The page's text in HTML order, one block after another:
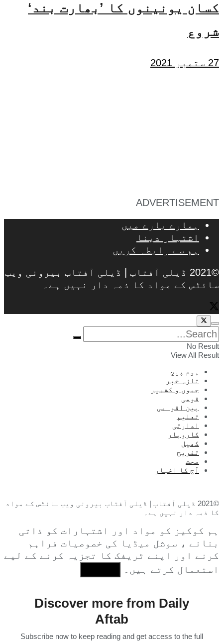
کسان یونینوں کا ’بھارت بند‘
شروع
27 ستمبر 2021
ADVERTISEMENT
ہمارے بارے میں
اشتہار دینا
ہم سے رابطہ کریں
©2021 ڈیلی آفتاب | ڈیلی آفتاب بیرونی ویب
سائٹس کے مواد کا ذمہ دار نہیں ہے۔
No Result
View All Result
ہوم پیج
تازہ خبر
جموں و کشمیر
قومی
بین اقوامی
تعلیم
ادارتی
کاروبار
کھیل
تفریح
صحت
آج کا اخبار
©2021 ڈیلی آفتاب | ڈیلی آفتاب بیرونی ویب سائٹس کے مواد
کا ذمہ دار نہیں ہے۔
ہم کوکیز کو مواد اور اشتہارات کو ذاتی
بنانے ، سوشل میڈیا کی خصوصیات فراہم
کرنے اور اپنے ٹریفک کا تجزیہ کرنے کے لیے
استعمال کرتے ہیں۔
Discover more from Daily
Aftab
Subscribe now to keep reading and get access to the full